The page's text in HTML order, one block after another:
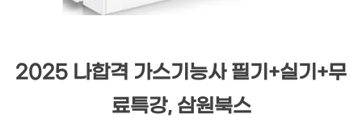
2025 나합격 가스기능사 필기+실기+무
료특강, 삼원북스